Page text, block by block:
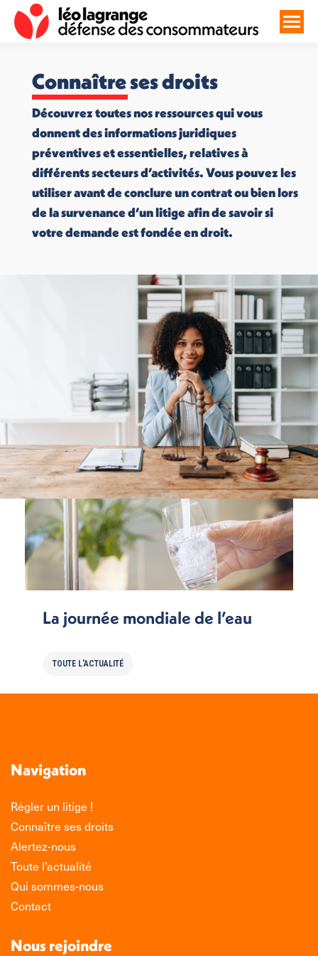
Connaître ses droits
Découvrez toutes nos ressources qui vous
donnent des informations juridiques
préventives et essentielles, relatives à
différents secteurs d’activités. Vous pouvez les
utiliser avant de conclure un contrat ou bien lors
de la survenance d’un litige afin de savoir si
votre demande est fondée en droit.
La journée mondiale de l’eau
TOUTE L'ACTUALITÉ
Navigation
Régler un litige !
Connaître ses droits
Alertez-nous
Toute l’actualité
Qui sommes-nous
Contact
Nous rejoindre